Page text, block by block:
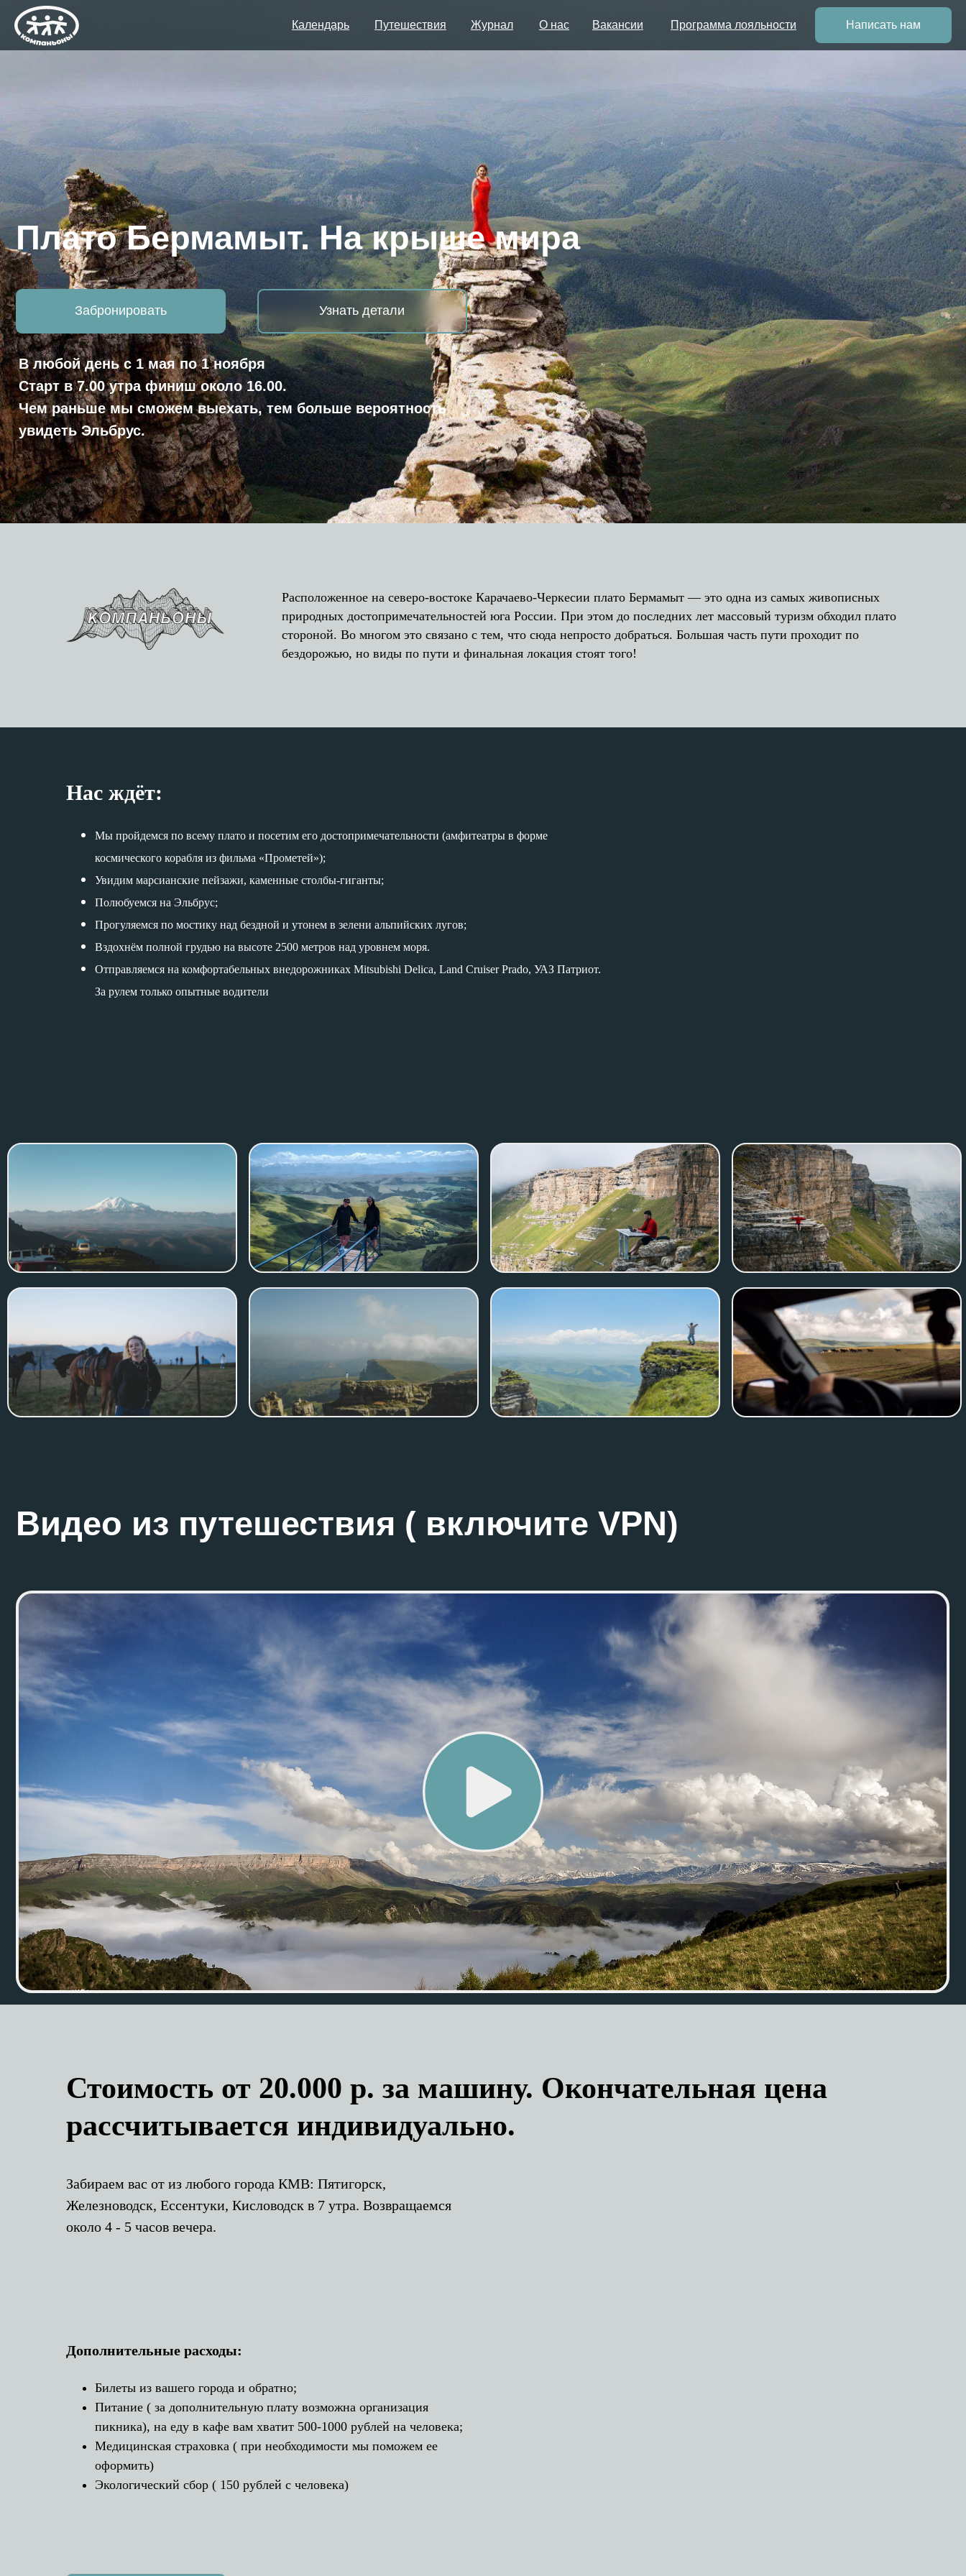
Путешествия Журнал О нас Вакансии Написать нам
Календарь Программа лояльности
Плато Бермамыт. На крыше мира
В любой день с 1 мая по 1 ноября
Старт в 7.00 утра финиш около 16.00.
Чем раньше мы сможем выехать, тем больше вероятность
увидеть Эльбрус.
Забронировать Узнать детали
Расположенное на северо-востоке Карачаево-Черкесии плато Бермамыт — это одна из самых живописных
природных достопримечательностей юга России. При этом до последних лет массовый туризм обходил плато
стороной. Во многом это связано с тем, что сюда непросто добраться. Большая часть пути проходит по
бездорожью, но виды по пути и финальная локация стоят того!
Нас ждёт:
Мы пройдемся по всему плато и посетим его достопримечательности (амфитеатры в форме
космического корабля из фильма «Прометей»);
Увидим марсианские пейзажи, каменные столбы-гиганты;
Полюбуемся на Эльбрус;
Прогуляемся по мостику над бездной и утонем в зелени альпийских лугов;
Вздохнём полной грудью на высоте 2500 метров над уровнем моря.
Отправляемся на комфортабельных внедорожниках Mitsubishi Delica, Land Cruiser Prado, УАЗ Патриот.
За рулем только опытные водители
Видео из путешествия ( включите VPN)
Стоимость от 20.000 р. за машину. Окончательная цена
рассчитывается индивидуально.
Забираем вас от из любого города КМВ: Пятигорск,
Железноводск, Ессентуки, Кисловодск в 7 утра. Возвращаемся
около 4 - 5 часов вечера.
Дополнительные расходы:
Билеты из вашего города и обратно;
Питание ( за дополнительную плату возможна организация
пикника), на еду в кафе вам хватит 500-1000 рублей на человека;
Медицинская страховка ( при необходимости мы поможем ее
оформить)
Экологический сбор ( 150 рублей с человека)